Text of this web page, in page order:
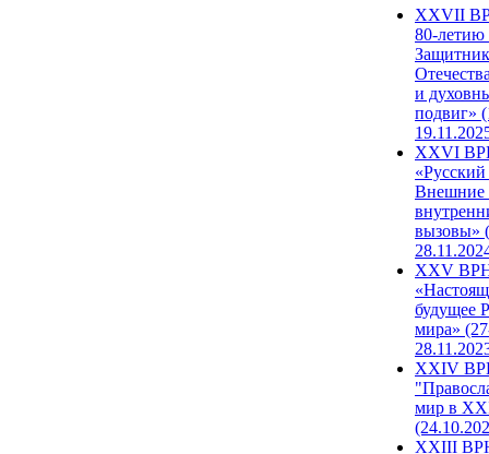
ХХVII
80-
и
подвиг»
XXVI
Внешние
вызовы»
XXV
будущее
мира»
XXIV
мир в
XXIII